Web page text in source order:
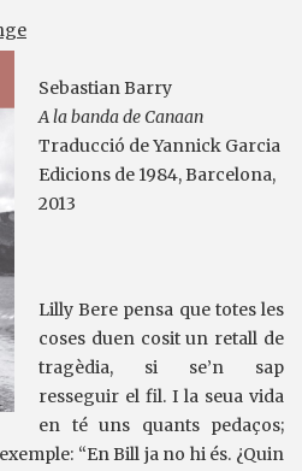
Sebastian Barry
A la banda de Canaan
Traducció de Yannick Garcia
Edicions de 1984, Barcelona,
2013
Lilly Bere pensa que totes les
coses duen cosit un retall de
tragèdia, si se’n sap
resseguir el fil. I la seua vida
en té uns quants pedaços;
“En Bill ja no hi és. ¿Quin